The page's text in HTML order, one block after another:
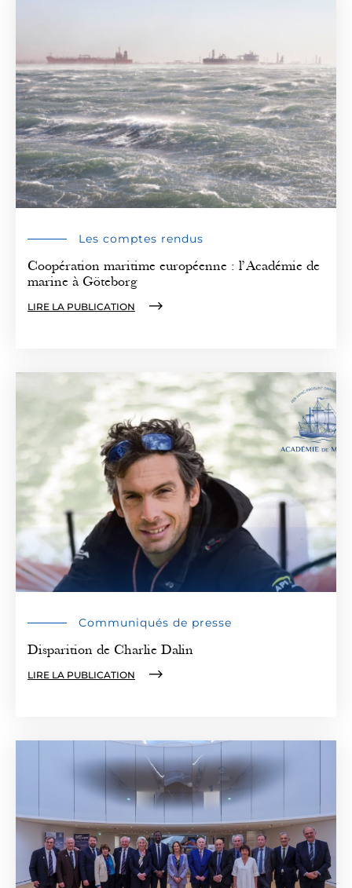
Les comptes rendus
Coopération maritime européenne : l’Académie de
marine à Göteborg
LIRE LA PUBLICATION
Communiqués de presse
Disparition de Charlie Dalin
LIRE LA PUBLICATION